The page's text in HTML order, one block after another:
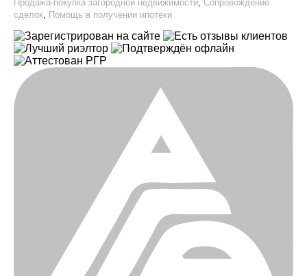
Продажа-покупка загородной недвижимости, Сопровождение
сделок, Помощь в получении ипотеки